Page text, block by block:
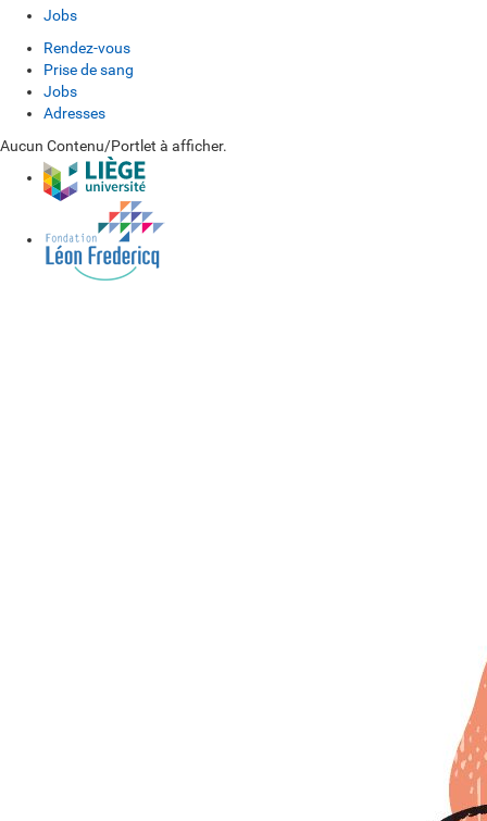
Jobs
Rendez-vous
Prise de sang
Jobs
Adresses
Aucun Contenu/Portlet à afficher.